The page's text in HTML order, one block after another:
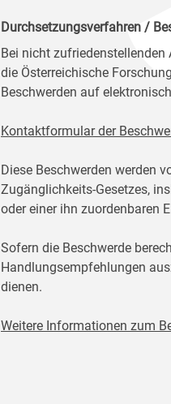
Durchsetzungsverfahren /
Bei nicht
die Österreichische
Beschwerden auf
Kontaktformular der
Diese Beschwerden werden
Zugänglichkeits-Gesetzes,
oder einer ihn zuordenbaren
Sofern die Beschwerde
Handlungsempfehlungen
dienen.
Weitere Informationen zum